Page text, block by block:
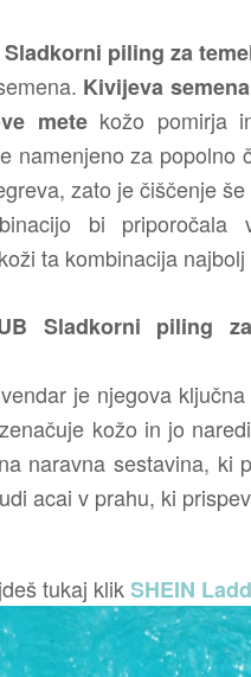
Sladkorni piling za
Kivijeva semena
mete kožo pomirja
namenjeno za popolno
zato je čiščenje
bi
ta kombinacija
Sladkorni piling
je njegova
kožo in jo
naravna sestavina, ki
acai v prahu, ki
tukaj klikSHEIN